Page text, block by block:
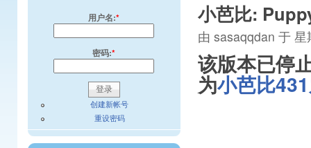
小芭比:
由 sasaqqdan 于
该版本已停
为小芭比
用户名:*
密码:*
创建新帐号
重设密码